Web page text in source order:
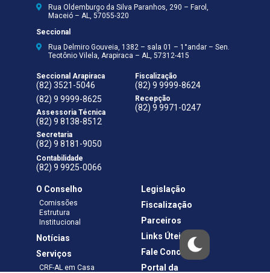
Rua Oldemburgo da Silva Paranhos, 290 – Farol,
Maceió – AL, 57055-320
Seccional
Rua Delmiro Gouveia, 1382 – sala 01 – 1°andar – Sen.
Teotônio Vilela, Arapiraca – AL, 57312-415
Seccional Arapiraca
(82) 3521-5046
(82) 9 9999-8625
Assessoria Técnica
(82) 9 8138-8512
Secretaria
(82) 9 8181-9050
Contabilidade
(82) 9 9925-0066
Fiscalização
(82) 9 9999-8624
Recepção
(82) 9 9971-0247
O Conselho
Comissões
Estrutura
Institucional
Notícias
Serviços
CRF-AL em Casa
Legislação
Fiscalização
Parceiros
Links Úteis
Fale Conosco
Portal da